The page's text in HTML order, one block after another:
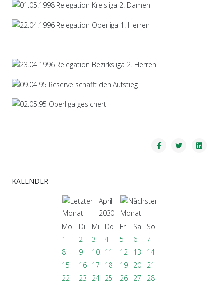
KALENDER
April
2030
Mo
Di Mi Do Fr Sa
So
1
2 3 4 5 6
7
8
9 10 11 12 13
14
15
16 17 18 19 20
21
22
23 24 25 26 27
28